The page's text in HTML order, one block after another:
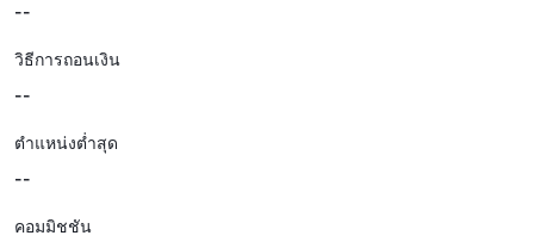
--
วิธีการถอนเงิน
--
ตำแหน่งต่ำสุด
--
คอมมิชชัน